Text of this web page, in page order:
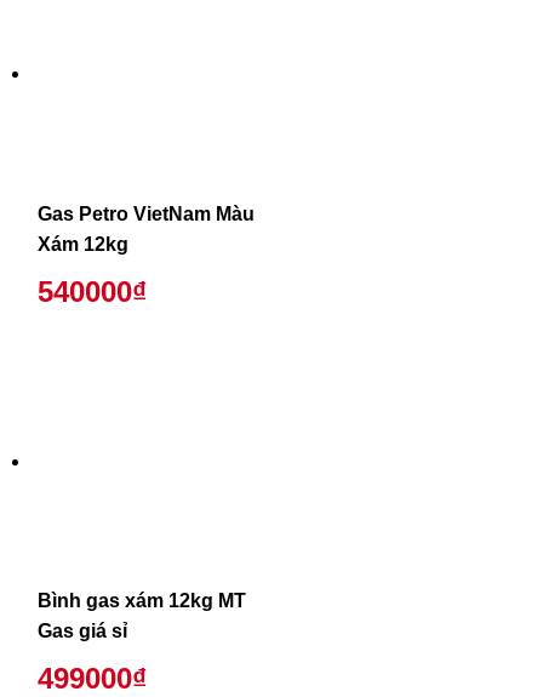
Gas Petro VietNam Màu
Xám 12kg
540000₫
Bình gas xám 12kg MT
Gas giá sỉ
499000₫